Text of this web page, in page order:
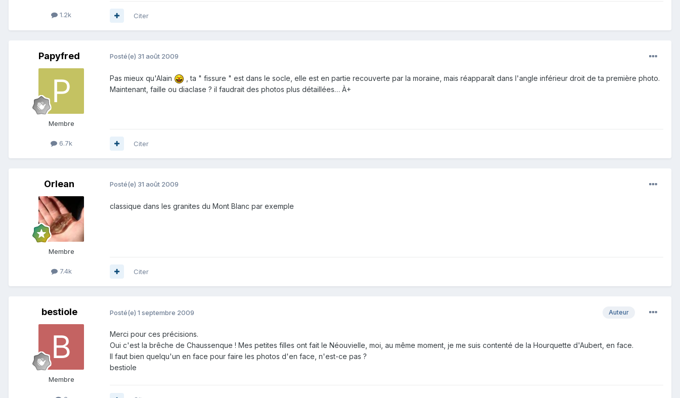
1.2k Citer
Papyfred
Membre
6.7k
Posté(e) 31 août 2009
Pas mieux qu'Alain
, ta " fissure " est dans le socle, elle est en partie recouverte par la moraine, mais réapparaît dans l'angle inférieur droit de ta première photo.
Maintenant, faille ou diaclase ? il faudrait des photos plus détaillées… À+
Citer
Orlean
Membre
7.4k
Posté(e) 31 août 2009
classique dans les granites du Mont Blanc par exemple
Citer
bestiole
Membre
Auteur
Posté(e) 1 septembre 2009
Merci pour ces précisions.
Oui c'est la brêche de Chaussenque ! Mes petites filles ont fait le Néouvielle, moi, au même moment, je me suis contenté de la Hourquette d'Aubert, en face.
Il faut bien quelqu'un en face pour faire les photos d'en face, n'est-ce pas ?
bestiole